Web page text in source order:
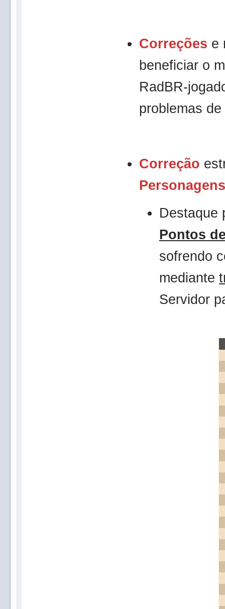
Correções e
beneficiar o
RadBR-
problemas
Correção
Personagens
Destaque
Pontos
sofrendo
mediante
Servidor